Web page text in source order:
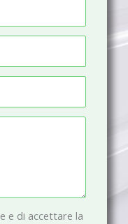
e di accettare la